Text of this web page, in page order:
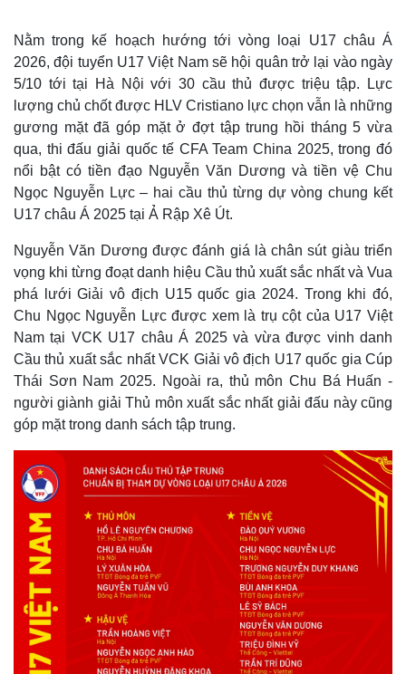
Nằm trong kế hoạch hướng tới vòng loại U17 châu Á
2026, đội tuyển U17 Việt Nam sẽ hội quân trở lại vào ngày
5/10 tới tại Hà Nội với 30 cầu thủ được triệu tập. Lực
lượng chủ chốt được HLV Cristiano lực chọn vẫn là những
gương mặt đã góp mặt ở đợt tập trung hồi tháng 5 vừa
qua, thi đấu giải quốc tế CFA Team China 2025, trong đó
nổi bật có tiền đạo Nguyễn Văn Dương và tiền vệ Chu
Ngọc Nguyễn Lực – hai cầu thủ từng dự vòng chung kết
U17 châu Á 2025 tại Ả Rập Xê Út.
Nguyễn Văn Dương được đánh giá là chân sút giàu triển
vọng khi từng đoạt danh hiệu Cầu thủ xuất sắc nhất và Vua
phá lưới Giải vô địch U15 quốc gia 2024. Trong khi đó,
Chu Ngọc Nguyễn Lực được xem là trụ cột của U17 Việt
Nam tại VCK U17 châu Á 2025 và vừa được vinh danh
Cầu thủ xuất sắc nhất VCK Giải vô địch U17 quốc gia Cúp
Thái Sơn Nam 2025. Ngoài ra, thủ môn Chu Bá Huấn -
người giành giải Thủ môn xuất sắc nhất giải đấu này cũng
góp mặt trong danh sách tập trung.